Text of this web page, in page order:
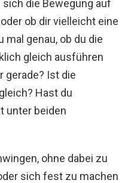
sich die Bewegung auf
ob dir vielleicht eine
mal genau, ob du die
gleich ausführen
gerade? Ist die
Hast du
unter beiden
ohne dabei zu
sich fest zu machen